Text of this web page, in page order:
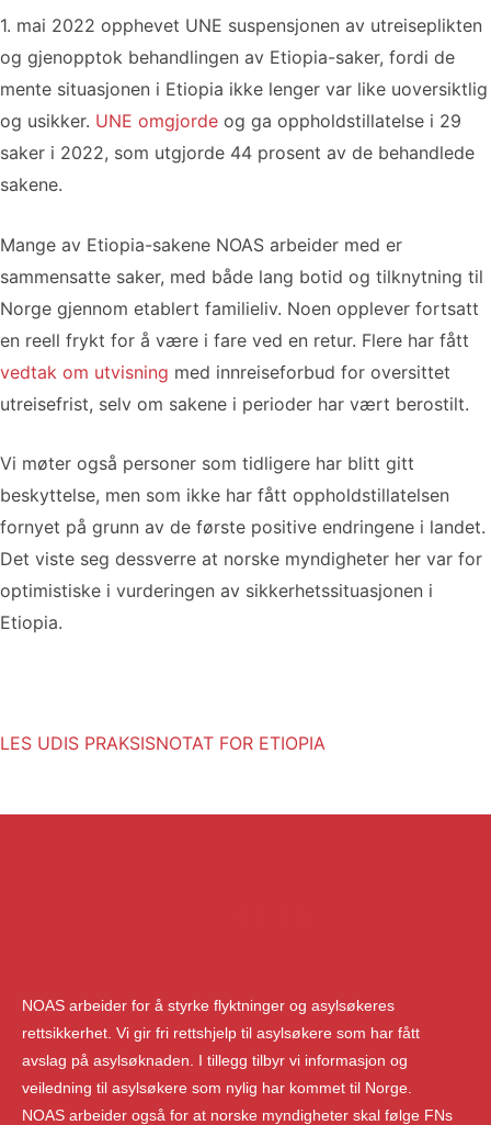
1. mai 2022 opphevet UNE suspensjonen av utreiseplikten
og gjenopptok behandlingen av Etiopia-saker, fordi de
mente situasjonen i Etiopia ikke lenger var like uoversiktlig
og usikker. UNE omgjorde og ga oppholdstillatelse i 29
saker i 2022, som utgjorde 44 prosent av de behandlede
sakene.
Mange av Etiopia-sakene NOAS arbeider med er
sammensatte saker, med både lang botid og tilknytning til
Norge gjennom etablert familieliv. Noen opplever fortsatt
en reell frykt for å være i fare ved en retur. Flere har fått
vedtak om utvisning med innreiseforbud for oversittet
utreisefrist, selv om sakene i perioder har vært berostilt.
Vi møter også personer som tidligere har blitt gitt
beskyttelse, men som ikke har fått oppholdstillatelsen
fornyet på grunn av de første positive endringene i landet.
Det viste seg dessverre at norske myndigheter her var for
optimistiske i vurderingen av sikkerhetssituasjonen i
Etiopia.
LES UDIS PRAKSISNOTAT FOR ETIOPIA
NOAS arbeider for å styrke flyktninger og asylsøkeres
rettsikkerhet. Vi gir fri rettshjelp til asylsøkere som har fått
avslag på asylsøknaden. I tillegg tilbyr vi informasjon og
veiledning til asylsøkere som nylig har kommet til Norge.
NOAS arbeider også for at norske myndigheter skal følge FNs